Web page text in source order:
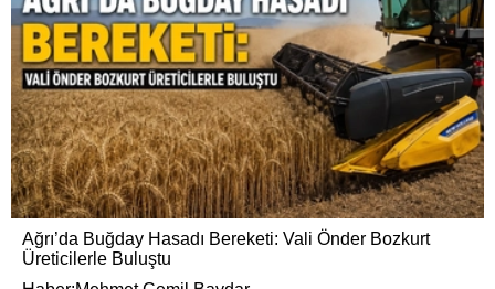
Ağrı’da Buğday Hasadı Bereketi: Vali Önder Bozkurt
Üreticilerle Buluştu